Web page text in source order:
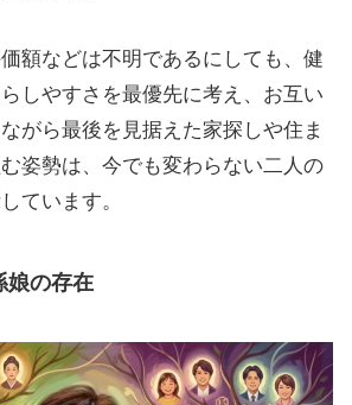
額などは不明であるにしても、健
しやすさを最優先に考え、お互い
がら最後を見据えた家探しや住ま
姿勢は、今でも変わらない二人の
ています。
娘の存在